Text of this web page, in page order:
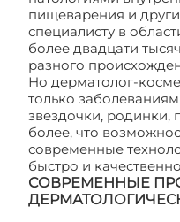
пищеварения и
специалисту в
более двадцати
разного
Но дерматолог-
только
звездочки, родинки,
более, что
современные
быстро и
СОВРЕМЕННЫЕ